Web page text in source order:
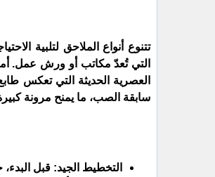
​تتنوع أنواع الملاحق لتلبية
التي تُعدّ مكاتب أو ورش عمل. أما
العصرية الحديثة التي تعكس
سابقة الصب، ما يمنح مرونة
​التخطيط الجيد: قبل